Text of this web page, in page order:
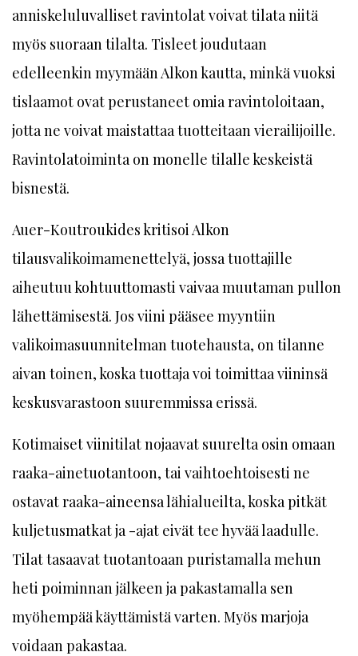
anniskeluluvalliset ravintolat voivat tilata niitä
myös suoraan tilalta. Tisleet joudutaan
edelleenkin myymään Alkon kautta, minkä vuoksi
tislaamot ovat perustaneet omia ravintoloitaan,
jotta ne voivat maistattaa tuotteitaan vierailijoille.
Ravintolatoiminta on monelle tilalle keskeistä
bisnestä.
Auer-Koutroukides kritisoi Alkon
tilausvalikoimamenettelyä, jossa tuottajille
aiheutuu kohtuuttomasti vaivaa muutaman pullon
lähettämisestä. Jos viini pääsee myyntiin
valikoimasuunnitelman tuotehausta, on tilanne
aivan toinen, koska tuottaja voi toimittaa viininsä
keskusvarastoon suuremmissa erissä.
Kotimaiset viinitilat nojaavat suurelta osin omaan
raaka-ainetuotantoon, tai vaihtoehtoisesti ne
ostavat raaka-aineensa lähialueilta, koska pitkät
kuljetusmatkat ja -ajat eivät tee hyvää laadulle.
Tilat tasaavat tuotantoaan puristamalla mehun
heti poiminnan jälkeen ja pakastamalla sen
myöhempää käyttämistä varten. Myös marjoja
voidaan pakastaa.